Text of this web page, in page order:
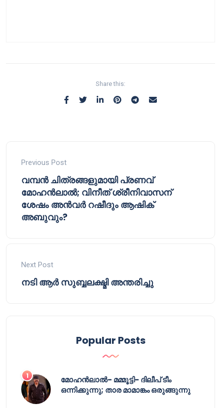
Share this:
Previous Post
വമ്പൻ ചിത്രങ്ങളുമായി പ്രണവ്
മോഹൻലാൽ; വിനീത് ശ്രീനിവാസന്
ശേഷം അൻവർ റഷീദും ആഷിക്
അബുവും?
Next Post
നടി ആർ സുബ്ബലക്ഷ്മി അന്തരിച്ചു
Popular Posts
മോഹൻലാൽ- മമ്മൂട്ടി- ദിലീപ് ടീം
ഒന്നിക്കുന്നു; താര മാമാങ്കം ഒരുങ്ങുന്നു